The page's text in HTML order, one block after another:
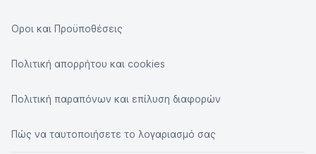
Οροι και Προϋποθέσεις
Πολιτική απορρήτου και cookies
Πολιτική παραπόνων και επίλυση διαφορών
Πώς να ταυτοποιήσετε το λογαριασμό σας